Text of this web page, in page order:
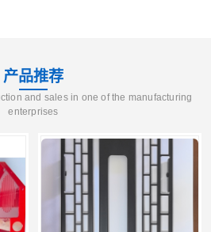
产品推荐
and sales in one of the manufacturing
enterprises